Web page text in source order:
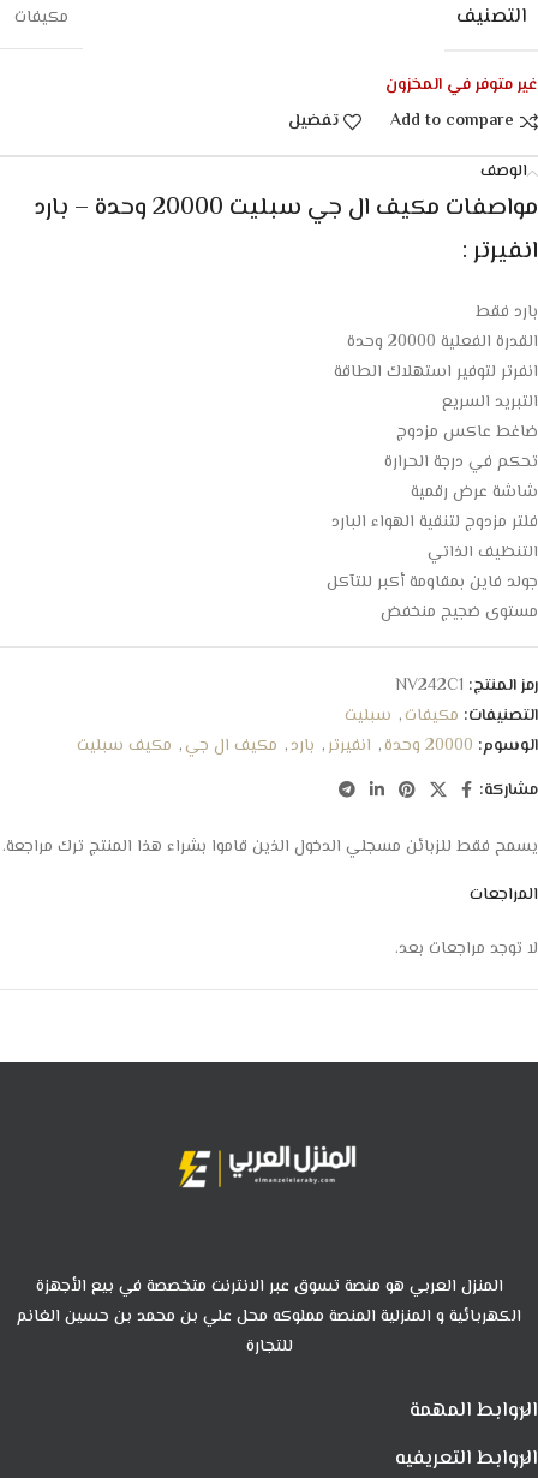
التصنيف مكيفات
غير متوفر في المخزون
Add to compare
تفضيل
الوصف
مواصفات مكيف ال جي سبليت 20000 وحدة – بارد
انفيرتر :
بارد فقط
القدرة الفعلية 20000 وحدة
انفرتر لتوفير استهلاك الطاقة
التبريد السريع
ضاغط عاكس مزدوج
تحكم في درجة الحرارة
شاشة عرض رقمية
فلتر مزدوج لتنقية الهواء البارد
التنظيف الذاتي
جولد فاين بمقاومة أكبر للتآكل
مستوى ضجيج منخفض
رمز المنتج: NV242C1
التصنيفات: مكيفات, سبليت
الوسوم: 20000 وحدة , انفيرتر, بارد, مكيف ال جي, مكيف سبليت
مشاركة:
المراجعات
لا توجد مراجعات بعد.
يسمح فقط للزبائن مسجلي الدخول الذين قاموا بشراء هذا المنتج ترك مراجعة.
المنزل العربي هو منصة تسوق عبر الانترنت متخصصة في بيع الأجهزة
الكهربائية و المنزلية المنصة مملوكه محل علي بن محمد بن حسين الغانم
للتجارة
الروابط المهمة
الروابط التعريفيه